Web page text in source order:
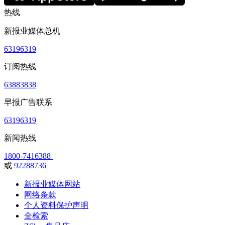
热线
新报业媒体总机
63196319
订阅热线
63883838
早报广告联系
63196319
新闻热线
1800-7416388
或 92288736
新报业媒体网站
网络条款
个人资料保护声明
全检索